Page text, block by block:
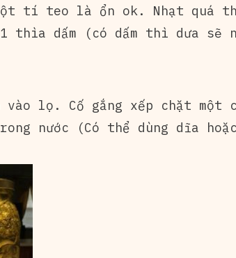
tí teo là ổn ok. Nhạt quá
thìa dấm (có dấm thì dưa sẽ
vào lọ. Cố gắng xếp chặt
nước (Có thể dùng dĩa